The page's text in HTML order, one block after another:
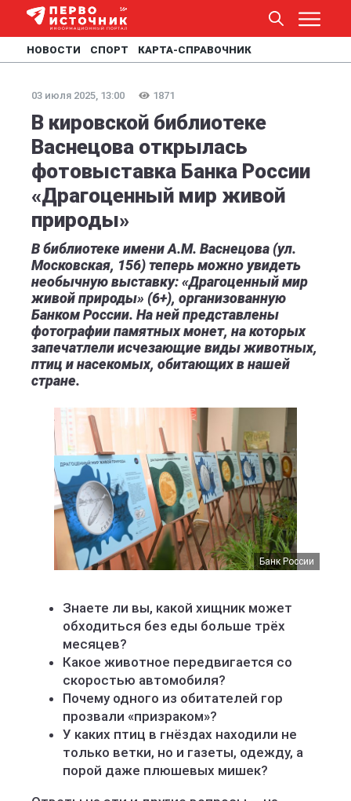
НОВОСТИ СПОРТ КАРТА-СПРАВОЧНИК
03 июля 2025, 13:00 1871
В кировской библиотеке
Васнецова открылась
фотовыставка Банка России
«Драгоценный мир живой
природы»
В библиотеке имени А.М. Васнецова (ул.
Московская, 156) теперь можно увидеть
необычную выставку: «Драгоценный мир
живой природы» (6+), организованную
Банком России. На ней представлены
фотографии памятных монет, на которых
запечатлели исчезающие виды животных,
птиц и насекомых, обитающих в нашей
стране.
Банк России
Знаете ли вы, какой хищник может
обходиться без еды больше трёх
месяцев?
Какое животное передвигается со
скоростью автомобиля?
Почему одного из обитателей гор
прозвали «призраком»?
У каких птиц в гнёздах находили не
только ветки, но и газеты, одежду, а
порой даже плюшевых мишек?